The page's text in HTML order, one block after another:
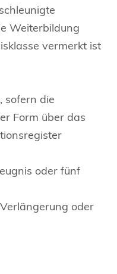
Weiterbildung
vermerkt ist
sofern die
Form über das
oder fünf
oder